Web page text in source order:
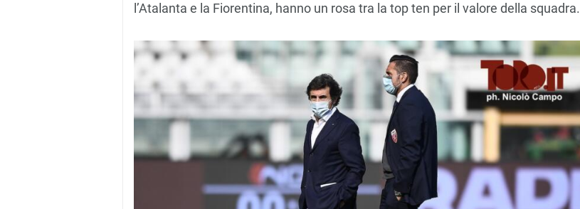
l’Atalanta e la Fiorentina, hanno un rosa tra la top ten per il valore della squadra.